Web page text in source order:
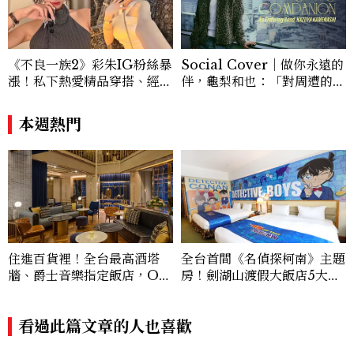
《不良一族2》彩朱IG粉絲暴
漲！私下熱愛精品穿搭、經營
員
Social Cover｜做你永遠的
伴，龜梨和也：「對周遭的人
本週熱門
住進百貨裡！全台最高酒塔
牆、爵士音樂指定飯店，OK
全台首間《名偵探柯南》主題
房！劍湖山渡假大飯店5大角
看過此篇文章的人也喜歡